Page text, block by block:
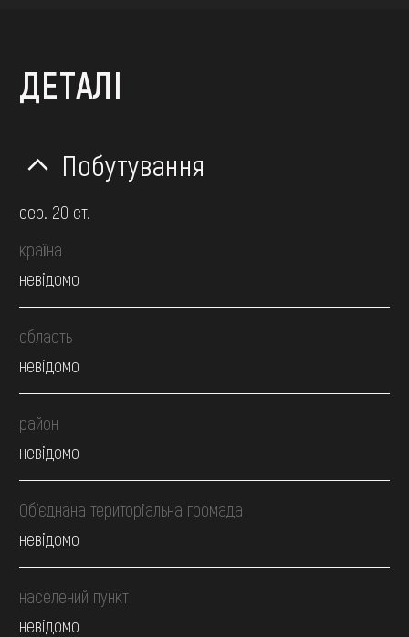
ДЕТАЛІ
Побутування
сер. 20 ст.
країна
невідомо
область
невідомо
район
невідомо
Об’єднана територіальна громада
невідомо
населений пункт
невідомо